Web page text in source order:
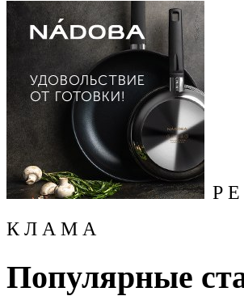
Р
К Л А М А
Популярные